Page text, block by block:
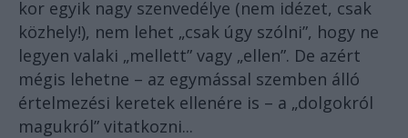
kor egyik nagy szenvedélye (nem idézet, csak
közhely!), nem lehet „csak úgy szólni”, hogy ne
legyen valaki „mellett” vagy „ellen”. De azért
mégis lehetne – az egymással szemben álló
értelmezési keretek ellenére is – a „dolgokról
magukról” vitatkozni...